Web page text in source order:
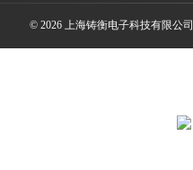
© 2026 上海铸衡电子科技有限公